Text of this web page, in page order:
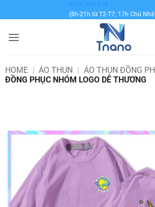
qua
dung
0936 999 878
(8h-21h từ T2-T7; 17h Chủ
HOME | ÁO THUN | ÁO THUN ĐỒNG
ĐỒNG PHỤC NHÓM LOGO DỄ THƯƠNG